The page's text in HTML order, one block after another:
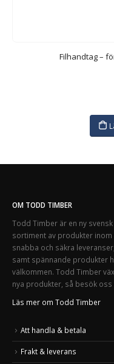
Filhandtag –
OM TODD TIMBER
Todd Timber är en ny
sortiment av produkter
snabba och säkra
samt spännande produkter
välkommen. Todd Timber
nya produkter, så besök oss
Läs mer om Todd Timber
Att handla & betala
Frakt & leverans